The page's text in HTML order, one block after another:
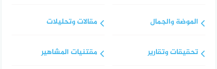
الموضة والجمال
تحقيقات وتقارير
مقالات وتحليلات
مقتنيات المشاهير